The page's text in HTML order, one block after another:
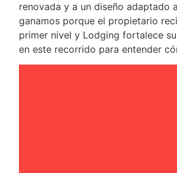
renovada y a un diseño adaptado
ganamos porque el propietario
primer nivel y Lodging fortalece
en este recorrido para entender